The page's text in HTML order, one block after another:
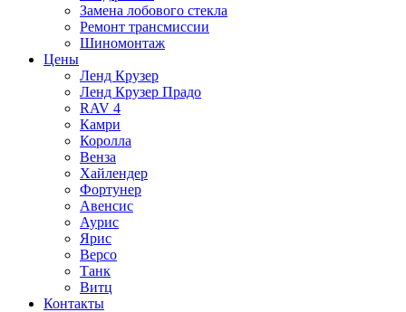
Замена лобового стекла
Ремонт трансмиссии
Шиномонтаж
Цены
Ленд Крузер
Ленд Крузер Прадо
RAV 4
Камри
Королла
Венза
Хайлендер
Фортунер
Авенсис
Аурис
Ярис
Версо
Танк
Витц
Контакты